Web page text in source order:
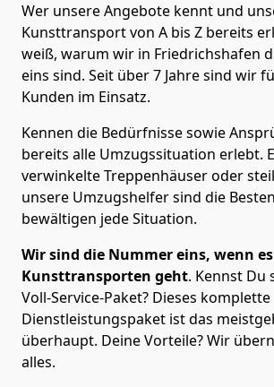
Wer unsere Angebote kennt und
Kunsttransport von A bis Z bereits
weiß, warum wir in Friedrichshafen
eins sind. Seit über 7 Jahre sind wir
Kunden im Einsatz.
Kennen die Bedürfnisse sowie
bereits alle Umzugssituation erlebt.
verwinkelte Treppenhäuser oder
unsere Umzugshelfer sind die
bewältigen jede Situation.
Wir sind die Nummer eins, wenn
Kunsttransporten geht. Kennst Du
Voll-Service-Paket? Dieses komplette
Dienstleistungspaket ist das
überhaupt. Deine Vorteile? Wir
alles.